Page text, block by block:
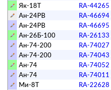
Як-18Т
RA-44265
Ан-24РВ
RA-46694
Ан-24РВ
RA-46695
Ан-26Б-100
RA-26133
Ан-74-200
RA-74027
Ан-74-200
RA-74043
Ан-74
RA-74052
Ан-74
RA-74011
Ми-8Т
RA-22628